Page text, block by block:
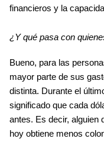
financieros y la
¿Y qué pasa con
Bueno, para las
mayor parte de sus
distinta. Durante el
significado que cada
antes. Es decir, alguien
hoy obtiene menos